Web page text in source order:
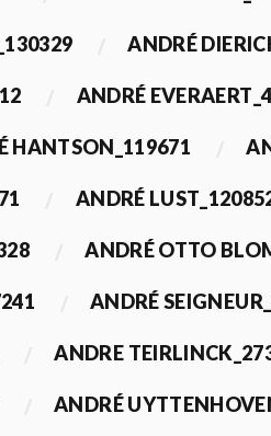
ANDRÉ
ANDRÉ
HANTSON_119671
ANDRÉ
ANDRÉ OTTO
ANDRÉ
ANDRE
ANDRÉ